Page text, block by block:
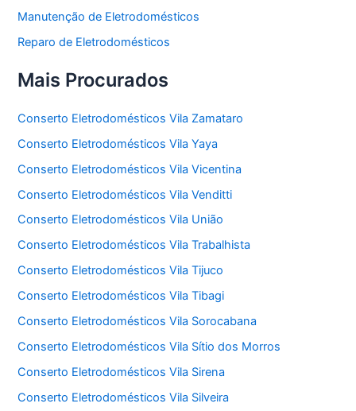
Manutenção de Eletrodomésticos
Reparo de Eletrodomésticos
Mais Procurados
Conserto Eletrodomésticos Vila Zamataro
Conserto Eletrodomésticos Vila Yaya
Conserto Eletrodomésticos Vila Vicentina
Conserto Eletrodomésticos Vila Venditti
Conserto Eletrodomésticos Vila União
Conserto Eletrodomésticos Vila Trabalhista
Conserto Eletrodomésticos Vila Tijuco
Conserto Eletrodomésticos Vila Tibagi
Conserto Eletrodomésticos Vila Sorocabana
Conserto Eletrodomésticos Vila Sítio dos Morros
Conserto Eletrodomésticos Vila Sirena
Conserto Eletrodomésticos Vila Silveira